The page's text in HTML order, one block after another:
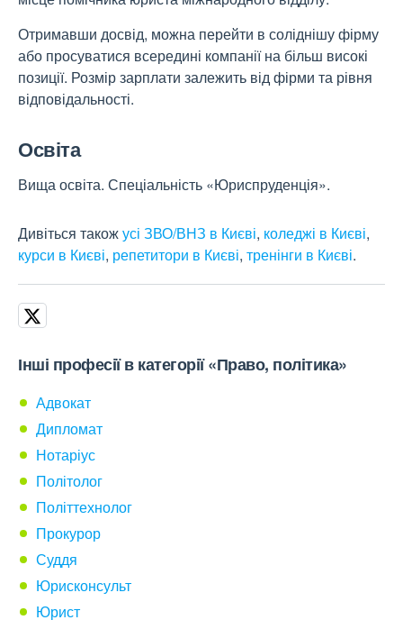
Отримавши досвід, можна перейти в соліднішу фірму
або просуватися всередині компанії на більш високі
позиції. Розмір зарплати залежить від фірми та рівня
відповідальності.
Освіта
Вища освіта. Спеціальність «Юриспруденція».
Дивіться такожусі ЗВО/ВНЗ в Києві, коледжі в Києві,
курси в Києві, репетитори в Києві, тренінги в Києві.
Інші професії в категорії «Право, політика»
Адвокат
Дипломат
Нотаріус
Політолог
Політтехнолог
Прокурор
Суддя
Юрисконсульт
Юрист